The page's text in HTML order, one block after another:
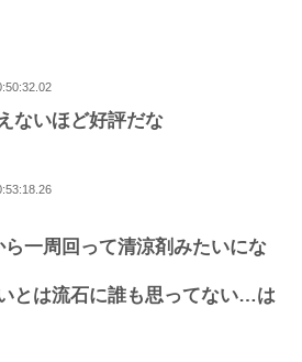
ないほど好評だな
一周回って清涼剤みたいにな
とは流石に誰も思ってない…は